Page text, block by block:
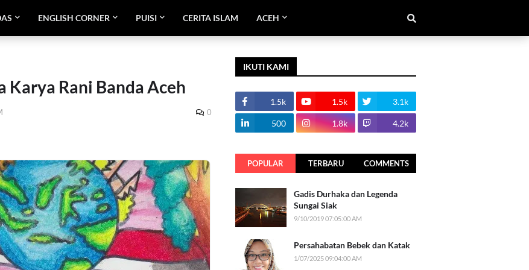
ENGLISH CORNER PUISI CERITA ISLAM ACEH
Karya Rani Banda Aceh
0
IKUTI KAMI
1.5k 1.5k 3.1k
500 1.8k 4.2k
POPULAR TERBARU COMMENTS
Gadis Durhaka dan Legenda
Sungai Siak
9/10/2019 07:05:00 AM
Persahabatan Bebek dan Katak
1/07/2025 09:04:00 AM